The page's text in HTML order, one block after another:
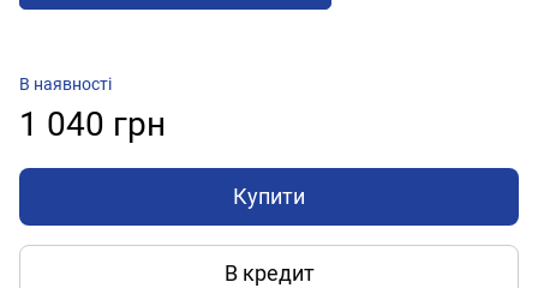
В наявності
1 040 грн
Купити
В кредит